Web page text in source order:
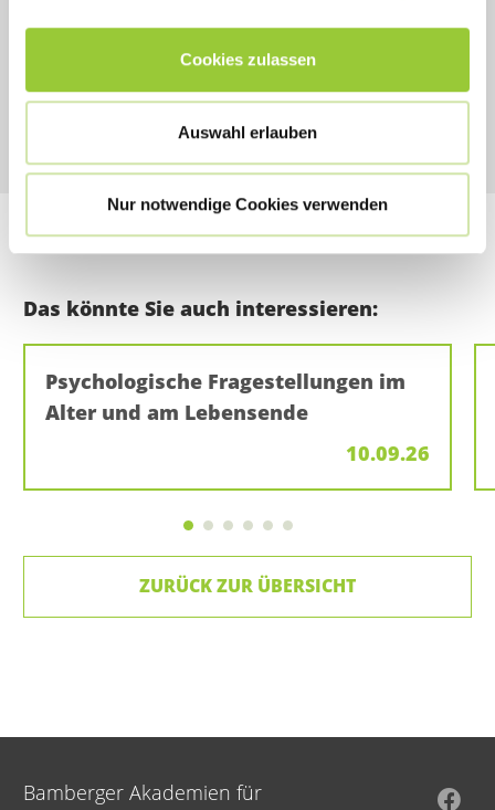
Cookies zulassen
Auswahl erlauben
Nur notwendige Cookies verwenden
0951/503-65535
susann.hoesel@bamberger-akademien.de
Das könnte Sie auch interessieren:
Psychologische Fragestellungen im
Alter und am Lebensende
10.09.26
ZURÜCK ZUR ÜBERSICHT
Bamberger Akademien für